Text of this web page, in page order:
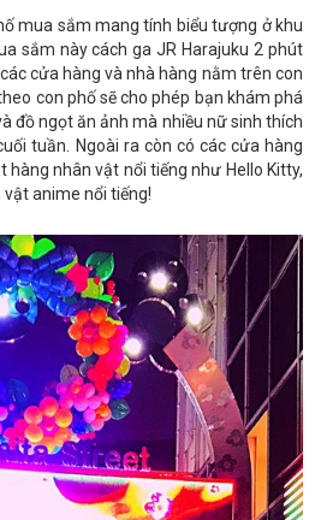
mua sắm mang tính biểu tượng ở khu
sắm này cách ga JR Harajuku 2 phút
cửa hàng và nhà hàng nằm trên con
con phố sẽ cho phép bạn khám phá
đồ ngọt ăn ảnh mà nhiều nữ sinh thích
tuần. Ngoài ra còn có các cửa hàng
hàng nhân vật nổi tiếng như Hello Kitty,
anime nổi tiếng!